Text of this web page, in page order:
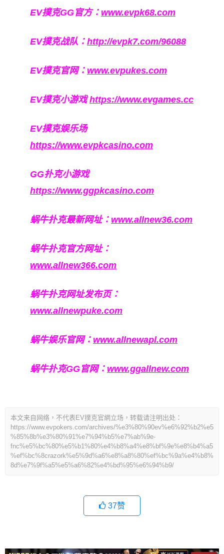
EV撲克GG官方： www.evpk68.com
EV撲克战队： http://evpk7.com/96088
EV撲克官网： www.evpukes.com
EV撲克小游戏https://www.evgames.cc
EV撲克娱乐场
https://www.evpkcasino.com
GG扑克小游戏
https://www.ggpkcasino.com
蜗牛扑克最新网址： www.allnew36.com
蜗牛扑克官方网址：
www.allnew366.com
蜗牛扑克网址发布页：
www.allnewpuke.com
蜗牛娱乐官网： www.allnewapl.com
蜗牛扑克GG官网： www.ggallnew.com
本文来自网络，不代表EV撲克官網立场，转载请注明出处：
https://www.evpokers.com/archives/%e3%80%90ev%e6%92%b2%e5
%85%8b%e3%80%91%e7%94%b5%e7%ab%9e-
fnc%e5%bc%80%e5%b1%80%e4%b8%a4%e8%bf%9e%e8%b4%a5
%ef%bc%8crazork%e5%9d%a6%e8%a8%80%ef%bc%9a%e4%b8%
8d%e7%9f%a5%e5%a6%82%e4%bd%95%e6%94%b9/
37赞